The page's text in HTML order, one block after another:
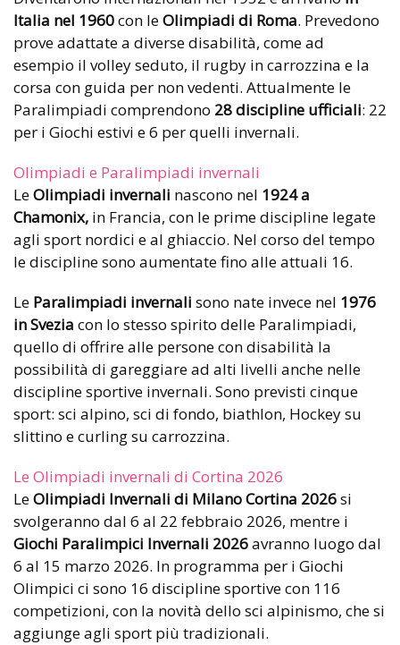
Italia nel 1960con leOlimpiadi di Roma. Prevedono
prove adattate a diverse disabilità, come ad
esempio il volley seduto, il rugby in carrozzina e la
corsa con guida per non vedenti. Attualmente le
Paralimpiadi comprendono 28 discipline ufficiali: 22
per i Giochi estivi e 6 per quelli invernali.
Olimpiadi e Paralimpiadi invernali
LeOlimpiadi invernali nascono nel 1924 a
Chamonix, in Francia, con le prime discipline legate
agli sport nordici e al ghiaccio. Nel corso del tempo
le discipline sono aumentate fino alle attuali 16.
Le Paralimpiadi invernali sono nate invece nel 1976
in Svezia con lo stesso spirito delle Paralimpiadi,
quello di offrire alle persone con disabilità la
possibilità di gareggiare ad alti livelli anche nelle
discipline sportive invernali. Sono previsti cinque
sport: sci alpino, sci di fondo, biathlon, Hockey su
slittino e curling su carrozzina.
Le Olimpiadi invernali di Cortina 2026
LeOlimpiadi Invernali di Milano Cortina 2026si
svolgeranno dal 6 al 22 febbraio 2026, mentre i
Giochi Paralimpici Invernali 2026avranno luogo dal
6 al 15 marzo 2026. In programma per i Giochi
Olimpici ci sono 16 discipline sportive con 116
competizioni, con la novità dello sci alpinismo, che si
aggiunge agli sport più tradizionali.